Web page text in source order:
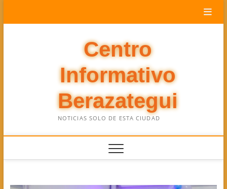
Centro
Informativo
Berazategui
NOTICIAS SOLO DE ESTA CIUDAD